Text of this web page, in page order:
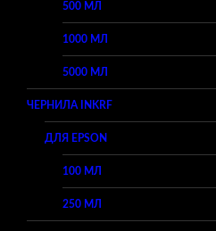
500 МЛ
1000 МЛ
5000 МЛ
ЧЕРНИЛА INKRF
ДЛЯ EPSON
100 МЛ
250 МЛ